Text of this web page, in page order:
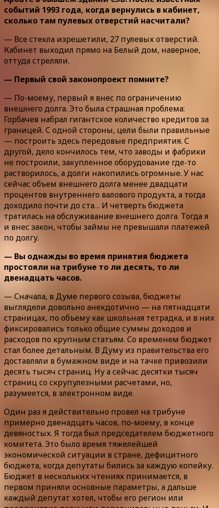
событий 1993 года, когда вернулись в кабинет,
сколько там пулевых отверстий насчитали?
— Все стекла изрешетили, 27 пулевых отверстий.
Кабинет выходил прямо на Белый дом, наверное,
оттуда стреляли.
— Первый свой законопроект помните?
— По-моему, первый я внес по ограничению
внешнего долга. Это была страшная проблема:
Горбачев набрал гигантское количество кредитов за
границей. С одной стороны, цели были правильные
— построить здесь передовые предприятия. С
другой, дело кончилось тем, что заводы и фабрики
не построили, закупленное оборудование где-то
растворилось, а долги накопились огромные. У нас
сейчас объем внешнего долга менее двадцати
процентов внутреннего валового продукта, а тогда
доходило почти до ста… И четверть бюджета
тратилась на обслуживание внешнего долга. Тогда я
и внес закон, чтобы займы не превышали платежей
по долгу.
— Вы однажды во время принятия бюджета
простояли на трибуне то ли десять, то ли
двенадцать часов.
— Сначала, в Думе первого созыва, бюджеты
выглядели довольно анекдотично — на пятнадцати
страницах, по объему как школьная тетрадка, и в них
фиксировались только общие суммы доходов и
расходов по крупным статьям. Со временем бюджет
стал более детальным. В Думу из правительства его
доставляли в бумажном виде и на тачке привозили
десять тысяч страниц. Ну а сейчас десятки тысяч
страниц со скрупулезными расчетами, но,
разумеется, в электронном виде.
Один раз я действительно провел на трибуне
примерно двенадцать часов, по-моему, в конце
девяностых. Я тогда был председателем бюджетного
комитета. Это было время тяжелейшей
экономической ситуации в стране, дефицитного
бюджета, когда депутаты бились за каждую копейку.
Бюджет в нескольких чтениях принимается, в
первом приняли основные параметры, а дальше
каждый депутат хотел, чтобы его регион или